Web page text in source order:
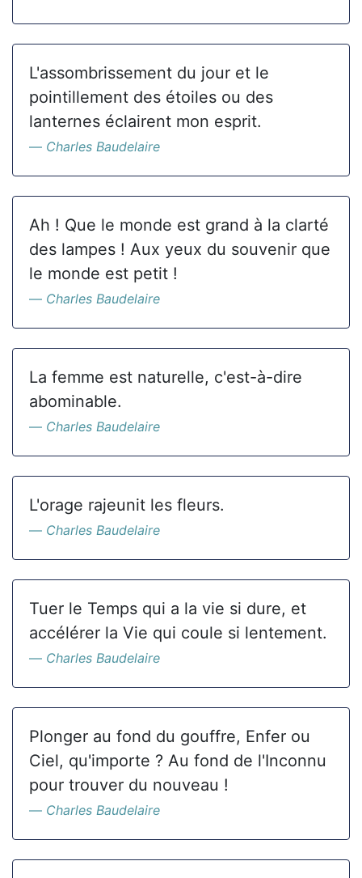
L'assombrissement du jour et le
pointillement des étoiles ou des
lanternes éclairent mon esprit.
Charles Baudelaire
Ah ! Que le monde est grand à la clarté
des lampes ! Aux yeux du souvenir que
le monde est petit !
Charles Baudelaire
La femme est naturelle, c'est-à-dire
abominable.
Charles Baudelaire
L'orage rajeunit les fleurs.
Charles Baudelaire
Tuer le Temps qui a la vie si dure, et
accélérer la Vie qui coule si lentement.
Charles Baudelaire
Plonger au fond du gouffre, Enfer ou
Ciel, qu'importe ? Au fond de l'Inconnu
pour trouver du nouveau !
Charles Baudelaire